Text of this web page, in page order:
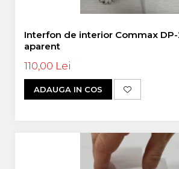
Interfon de interior Commax DP-
aparent
110,00 Lei
ADAUGA IN COS